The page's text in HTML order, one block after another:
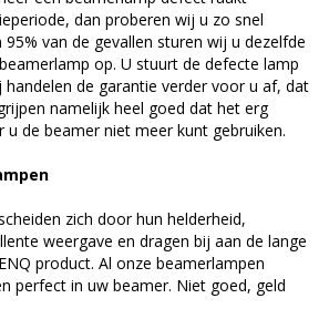
dan proberen wij u zo snel
van de gevallen sturen wij u dezelfde
op. U stuurt de defecte lamp
de garantie verder voor u af, dat
namelijk heel goed dat het erg
u de beamer niet meer kunt gebruiken.
zich door hun helderheid,
weergave en dragen bij aan de lange
product. Al onze beamerlampen
perfect in uw beamer. Niet goed, geld